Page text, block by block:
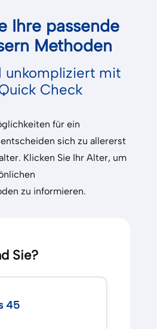
Ihre passende
Methoden
unkompliziert mit
Check
für ein
sich zu allererst
Klicken Sie Ihr Alter, um
zu informieren.
Sie?
45